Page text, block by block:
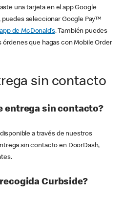
una tarjeta en el app Google
seleccionar Google Pay™
app de McDonald’s. También puedes
órdenes que hagas con Mobile Order
sin contacto
entrega sin contacto?
a través de nuestros
sin contacto en DoorDash,
Curbside?